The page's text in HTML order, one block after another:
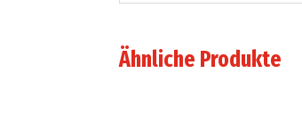
Ähnliche Produkte